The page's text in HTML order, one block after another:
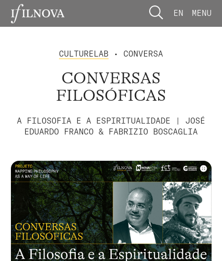
EN MENU
CULTURELAB • CONVERSA
CONVERSAS
FILOSÓFICAS
A FILOSOFIA E A ESPIRITUALIDADE | JOSÉ
EDUARDO FRANCO & FABRIZIO BOSCAGLIA